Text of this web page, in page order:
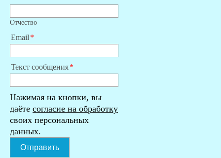
Отчество
Email
Текст сообщения
Нажимая на кнопки, вы
даёте согласие на обработку
своих персональных
данных.
Отправить